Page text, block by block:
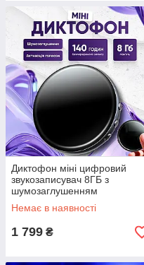
Диктофон міні цифровий
звукозаписувач 8ГБ з
шумозаглушенням
активацією голосом MP3
плеєр професійний
Немає в наявності
1 799 ₴